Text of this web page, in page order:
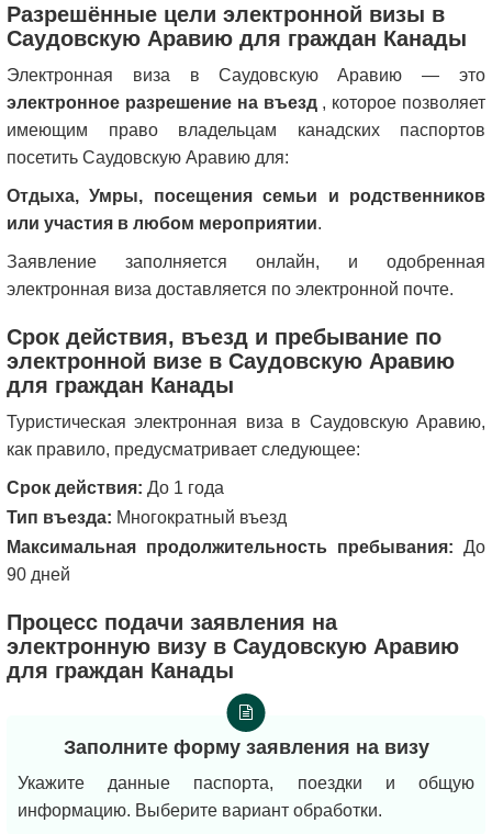
Разрешённые цели электронной визы в
Саудовскую Аравию для граждан Канады
Электронная виза в Саудовскую Аравию — это
электронное разрешение на въезд , которое позволяет
имеющим право владельцам канадских паспортов
посетить Саудовскую Аравию для:
Отдыха, Умры, посещения семьи и родственников
или участия в любом мероприятии.
Заявление заполняется онлайн, и одобренная
электронная виза доставляется по электронной почте.
Срок действия, въезд и пребывание по
электронной визе в Саудовскую Аравию
для граждан Канады
Туристическая электронная виза в Саудовскую Аравию,
как правило, предусматривает следующее:
Срок действия: До 1 года
Тип въезда: Многократный въезд
Максимальная продолжительность пребывания: До
90 дней
Процесс подачи заявления на
электронную визу в Саудовскую Аравию
для граждан Канады
Заполните форму заявления на визу
Укажите данные паспорта, поездки и общую
информацию. Выберите вариант обработки.